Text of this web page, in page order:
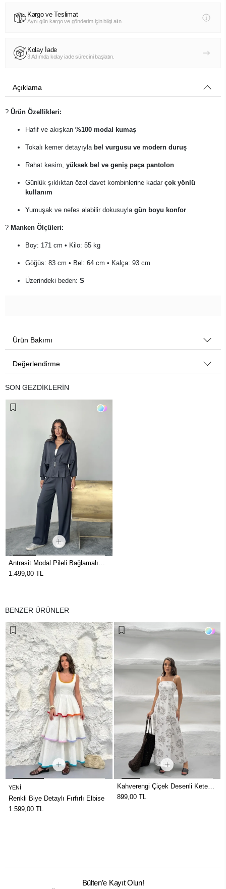
Kargo ve Teslimat
Aynı gün kargo ve gönderim için bilgi alın.
Kolay İade
3 Adımda kolay iade sürecini başlatın.
Açıklama
? Ürün Özellikleri:
Hafif ve akışkan %100 modal kumaş
Tokalı kemer detayıyla bel vurgusu ve modern duruş
Rahat kesim, yüksek bel ve geniş paça pantolon
Günlük şıklıktan özel davet kombinlerine kadar çok yönlü
kullanım
Yumuşak ve nefes alabilir dokusuyla gün boyu konfor
? Manken Ölçüleri:
Boy: 171 cm • Kilo: 55 kg
Göğüs: 83 cm • Bel: 64 cm • Kalça: 93 cm
Üzerindeki beden: S
Ürün Bakımı
Değerlendirme
SON GEZDİKLERİN
Antrasit Modal Pileli Bağlamalı
Ceket Takım
1.499,00 TL
BENZER ÜRÜNLER
YENI
Renkli Biye Detaylı Fırfırlı Elbise
1.599,00 TL
Kahverengi Çiçek Desenli Keten
Elbise
899,00 TL
Bülten’e Kayıt Olun!